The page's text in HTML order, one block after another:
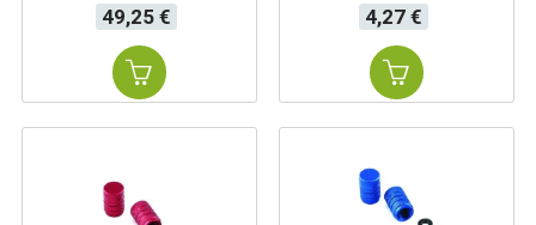
Precio
49,25 € Precio
4,27 €